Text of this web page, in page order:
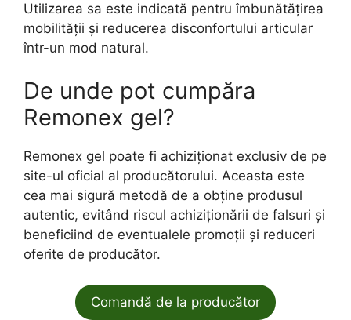
Utilizarea sa este indicată pentru îmbunătățirea
mobilității și reducerea disconfortului articular
într-un mod natural.
De unde pot cumpăra
Remonex gel?
Remonex gel poate fi achiziționat exclusiv de pe
site-ul oficial al producătorului. Aceasta este
cea mai sigură metodă de a obține produsul
autentic, evitând riscul achiziționării de falsuri și
beneficiind de eventualele promoții și reduceri
oferite de producător.
Comandă de la producător